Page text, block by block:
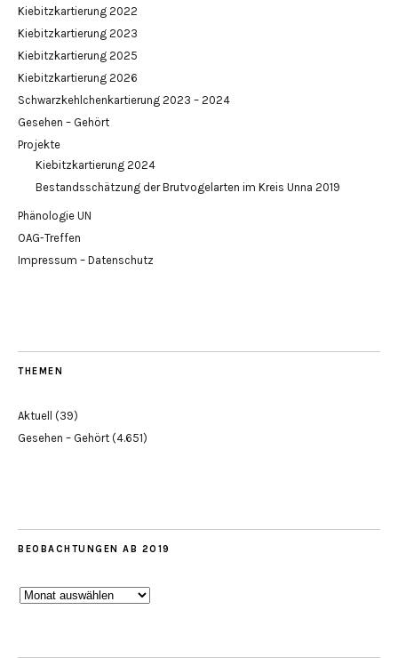
Kiebitzkartierung 2022
Kiebitzkartierung 2023
Kiebitzkartierung 2025
Kiebitzkartierung 2026
Schwarzkehlchenkartierung 2023 – 2024
Gesehen – Gehört
Projekte
Kiebitzkartierung 2024
Bestandsschätzung der Brutvogelarten im Kreis Unna 2019
Phänologie UN
OAG-Treffen
Impressum – Datenschutz
THEMEN
Aktuell
(39)
Gesehen – Gehört (4.651)
BEOBACHTUNGEN AB 2019
Beobachtungen